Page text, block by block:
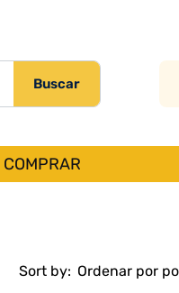
Buscar
COMPRAR
Sort by: Ordenar por